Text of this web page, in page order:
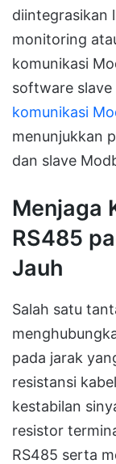
diintegrasikan
monitoring
komunikasi
software
komunikasi
menunjukkan
dan slave
Menjaga
RS485
Jauh
Salah satu
pada jarak
resistansi
kestabilan
resistor
RS485 serta